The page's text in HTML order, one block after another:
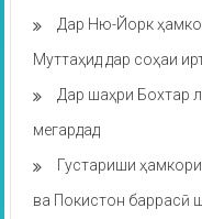
Дар Ню-Йорк
Муттаҳид дар соҳаи
Дар шаҳри Бохтар
мегардад
Густариши
ва Покистон баррасӣ